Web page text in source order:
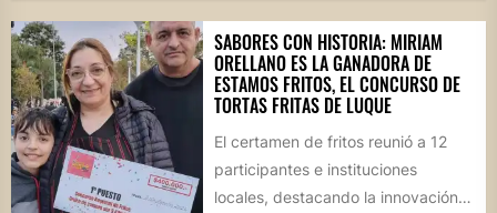
SABORES CON HISTORIA: MIRIAM
ORELLANO ES LA GANADORA DE
ESTAMOS FRITOS, EL CONCURSO DE
TORTAS FRITAS DE LUQUE
El certamen de fritos reunió a 12
participantes e instituciones
locales, destacando la innovación